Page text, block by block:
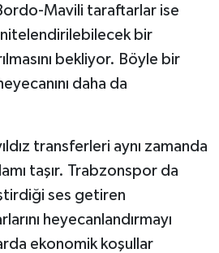
Mavili taraftarlar ise
nitelendirilebilecek bir
bekliyor. Böyle bir
daha da
transferleri aynı zamanda
taşır. Trabzonspor da
ses getiren
heyecanlandırmayı
ekonomik koşullar